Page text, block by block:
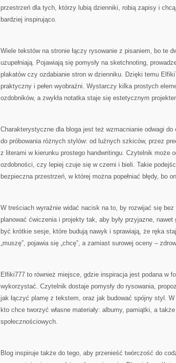
przestrzeń dla tych, którzy lubią dzienniki, robią zapisy i
bardziej inspirująco.
Wiele tekstów na stronie łączy rysowanie z pisaniem, bo te
uzupełniają. Pojawiają się pomysły na sketchnoting,
plakatów czy ozdabianie stron w dzienniku. Dzięki temu
praktyczny i pełen wyobraźni. Wystarczy kilka prostych
ozdobników, a zwykła notatka staje się estetycznym
Charakterystyczne dla bloga jest też wzmacnianie odwagi
do próbowania różnych stylów: od luźnych szkiców, przez
z literami w kierunku prostego handwritingu. Czytelnik może
ozdobności, czy lepiej czuje się w czerni i bieli. Takie
bezpieczna przestrzeń, w której można popełniać błędy, bo
W treściach wyraźnie widać nacisk na to, by rozwijać się
planować ćwiczenia i projekty tak, aby były przyjazne, nawet
być krótkie sesje, które budują nawyk i sprawiają, że ręka
„muszę”, pojawia się „chcę”, a zamiast surowej oceny –
Elfiki777 to również miejsce, gdzie inspiracja jest podana w
wykorzystać. Czytelnik dostaje pomysły do rysowania,
jak łączyć plamę z tekstem, oraz jak budować spójny styl.
kto chce tworzyć własne materiały: albumy, pamiątki, a
społecznościowych.
Blog inspiruje także do tego, aby przenieść twórczość do